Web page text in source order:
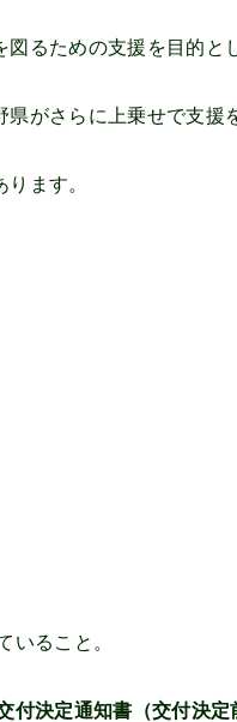
るための支援を目的と
がさらに上乗せで支援
ます。
いること。
決定通知書（交付決定